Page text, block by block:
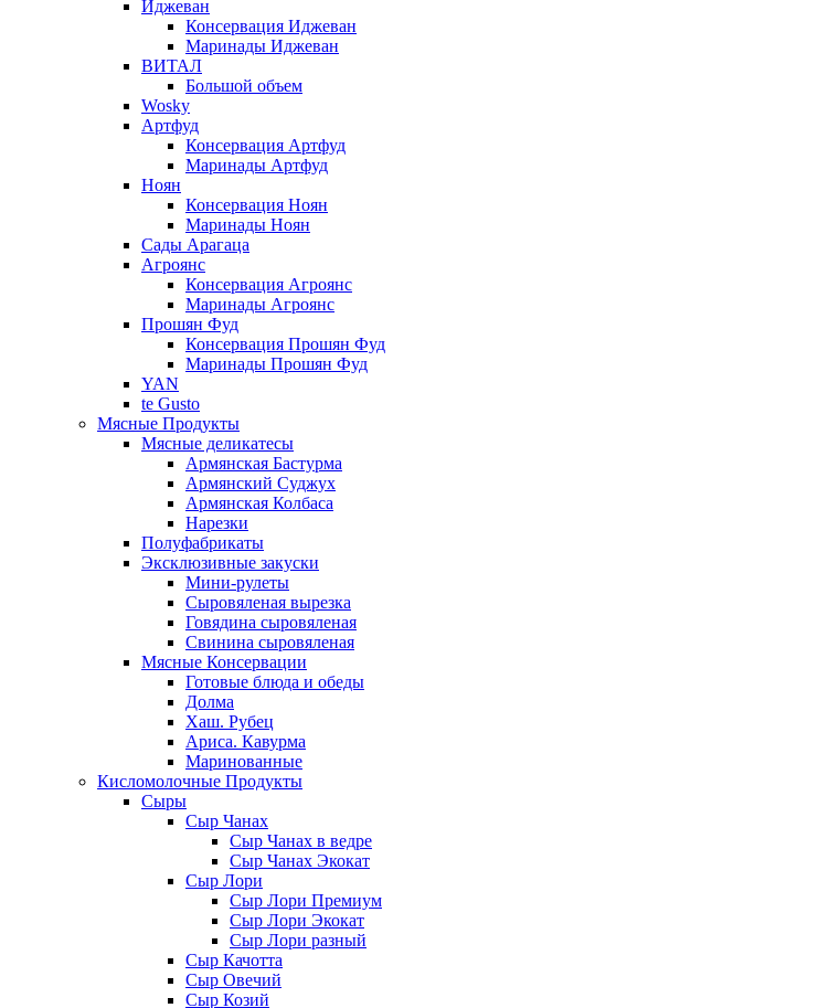
Иджеван
Консервация Иджеван
Маринады Иджеван
ВИТАЛ
Большой объем
Wosky
Артфуд
Консервация Артфуд
Маринады Артфуд
Ноян
Консервация Ноян
Маринады Ноян
Сады Арагаца
Агроянс
Консервация Агроянс
Маринады Агроянс
Прошян Фуд
Консервация Прошян Фуд
Маринады Прошян Фуд
YAN
te Gusto
Мясные Продукты
Мясные деликатесы
Армянская Бастурма
Армянский Суджух
Армянская Колбаса
Нарезки
Полуфабрикаты
Эксклюзивные закуски
Мини-рулеты
Сыровяленая вырезка
Говядина сыровяленая
Свинина сыровяленая
Мясные Консервации
Готовые блюда и обеды
Долма
Хаш. Рубец
Ариса. Кавурма
Маринованные
Кисломолочные Продукты
Сыры
Сыр Чанах
Сыр Чанах в ведре
Сыр Чанах Экокат
Сыр Лори
Сыр Лори Премиум
Сыр Лори Экокат
Сыр Лори разный
Сыр Качотта
Сыр Овечий
Сыр Козий